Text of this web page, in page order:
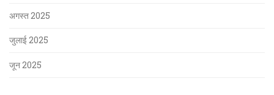
अगस्त 2025
जुलाई 2025
जून 2025